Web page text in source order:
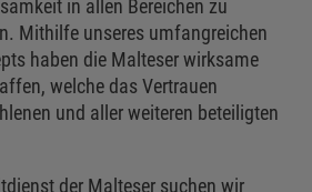
in allen Bereichen zu
Mithilfe unseres umfangreichen
haben die Malteser wirksame
welche das Vertrauen
und aller weiteren beteiligten
der Malteser suchen wir